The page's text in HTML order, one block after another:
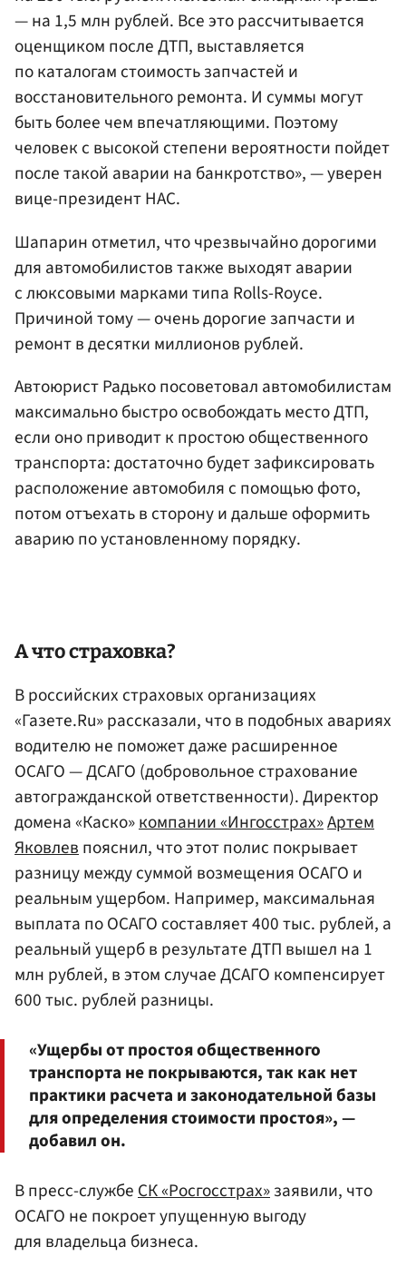
— на 1,5 млн рублей. Все это рассчитывается
оценщиком после ДТП, выставляется
по каталогам стоимость запчастей и
восстановительного ремонта. И суммы могут
быть более чем впечатляющими. Поэтому
человек с высокой степени вероятности пойдет
после такой аварии на банкротство», — уверен
вице-президент НАС.
Шапарин отметил, что чрезвычайно дорогими
для автомобилистов также выходят аварии
с люксовыми марками типа Rolls-Royce.
Причиной тому — очень дорогие запчасти и
ремонт в десятки миллионов рублей.
Автоюрист Радько посоветовал автомобилистам
максимально быстро освобождать место ДТП,
если оно приводит к простою общественного
транспорта: достаточно будет зафиксировать
расположение автомобиля с помощью фото,
потом отъехать в сторону и дальше оформить
аварию по установленному порядку.
А что страховка?
В российских страховых организациях
«Газете.Ru» рассказали, что в подобных авариях
водителю не поможет даже расширенное
ОСАГО — ДСАГО (добровольное страхование
автогражданской ответственности). Директор
домена «Каско»компании «Ингосстрах»Артем
Яковлевпояснил, что этот полис покрывает
разницу между суммой возмещения ОСАГО и
реальным ущербом. Например, максимальная
выплата по ОСАГО составляет 400 тыс. рублей, а
реальный ущерб в результате ДТП вышел на 1
млн рублей, в этом случае ДСАГО компенсирует
600 тыс. рублей разницы.
«Ущербы от простоя общественного
транспорта не покрываются, так как нет
практики расчета и законодательной базы
для определения стоимости простоя», —
добавил он.
В пресс-службеСК «Росгосстрах»заявили, что
ОСАГО не покроет упущенную выгоду
для владельца бизнеса.